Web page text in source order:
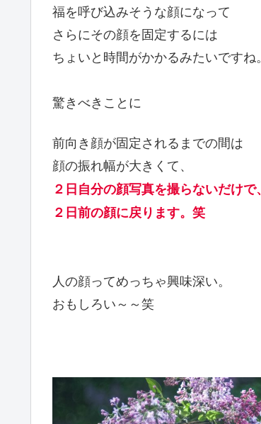
福を呼び込みそうな顔になって
さらにその顔を固定するには
ちょいと時間がかかるみたいですね。
驚きべきことに
前向き顔が固定されるまでの間は
顔の振れ幅が大きくて、
２日自分の顔写真を撮らないだけで、
２日前の顔に戻ります。笑
人の顔ってめっちゃ興味深い。
おもしろい～～笑